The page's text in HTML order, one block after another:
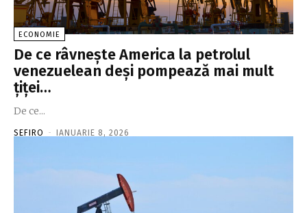
ECONOMIE
De ce râvneşte America la petrolul
venezuelean deşi pompează mai mult
ţiţei…
De ce...
SEFIRO - IANUARIE 8, 2026